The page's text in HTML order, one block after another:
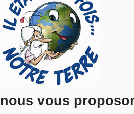
nous vous